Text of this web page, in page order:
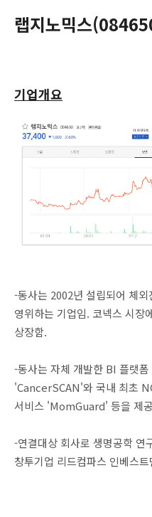
랩지노믹스(
기업개요
-동사는 2002년 설립되어 체
영위하는 기업임. 코넥스 시장
상장함.
-동사는 자체 개발한 BI 플랫
'CancerSCAN'와 국내 최초
서비스 'MomGuard' 등을 제
-연결대상 회사로 생명공학
창투기업 리드컴파스 인베스